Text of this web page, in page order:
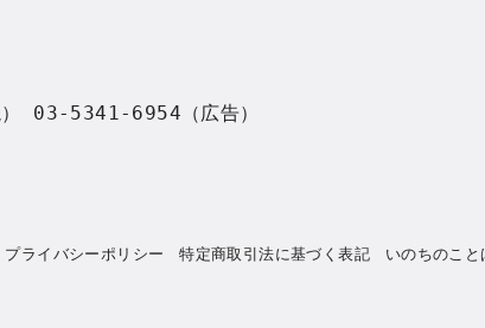
03-5341-6954（広告）
プライバシーポリシー 特定商取引法に基づく表記 いのちのこと